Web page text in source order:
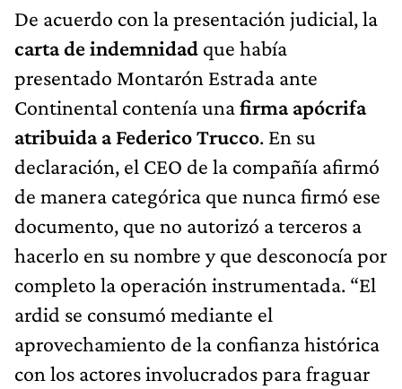
De acuerdo con la presentación judicial, la
carta de indemnidad que había
presentado Montarón Estrada ante
Continental contenía unafirma apócrifa
atribuida a Federico Trucco. En su
declaración, el CEO de la compañía afirmó
de manera categórica que nunca firmó ese
documento, que no autorizó a terceros a
hacerlo en su nombre y que desconocía por
completo la operación instrumentada. “El
ardid se consumó mediante el
aprovechamiento de la confianza histórica
con los actores involucrados para fraguar